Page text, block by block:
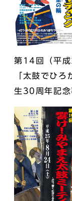
第14回（平
「太鼓でひ
生30周年記念